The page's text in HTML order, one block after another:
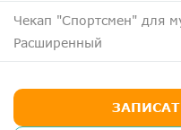
Чекап "Спортсмен" для
Расширенный